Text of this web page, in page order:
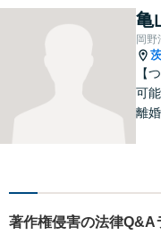
は
的
り
気
亀
岡野
【
可
離
実
だ
著作権侵害の法律Q&A